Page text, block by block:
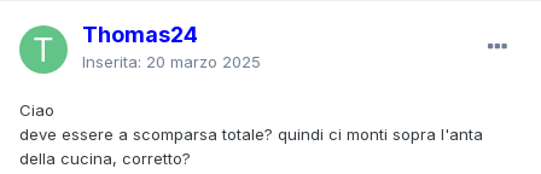
Thomas24
Inserita: 20 marzo 2025
Ciao
deve essere a scomparsa totale? quindi ci monti sopra l'anta
della cucina, corretto?